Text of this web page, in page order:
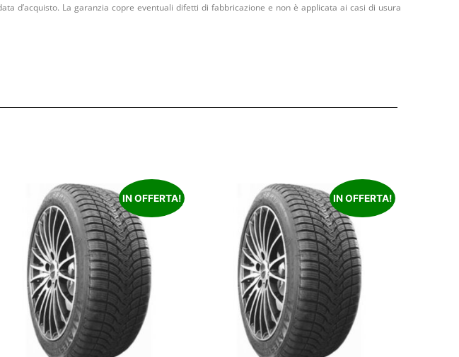
d’acquisto. La garanzia copre eventuali difetti di fabbricazione e non è applicata ai casi di usura
IN OFFERTA! IN OFFERTA!